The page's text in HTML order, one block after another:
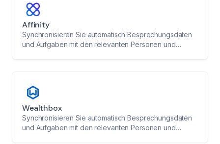
Affinity
Synchronisieren Sie automatisch Besprechungsdaten
und Aufgaben mit den relevanten Personen und
Wealthbox
Synchronisieren Sie automatisch Besprechungsdaten
und Aufgaben mit den relevanten Personen und